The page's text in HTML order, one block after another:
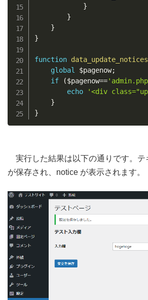
}
}
}
}
function data_update_notices
global
$pagenow;
if
($pagenow==
echo
'<div
}
}
実行した結果は以下の通りです。テ
が保存され、notice が表示されます。